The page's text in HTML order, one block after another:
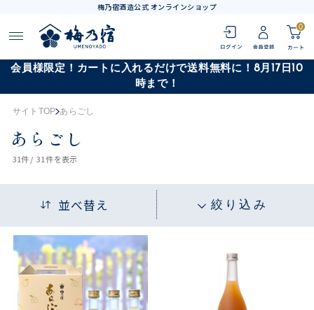
梅乃宿酒造公式 オンラインショップ
0
会員様限定！カートに入れるだけで送料無料に！8月17日10
時まで！
サイトTOP あらごし
あらごし
31件 / 31件を表示
並べ替え 絞り込み